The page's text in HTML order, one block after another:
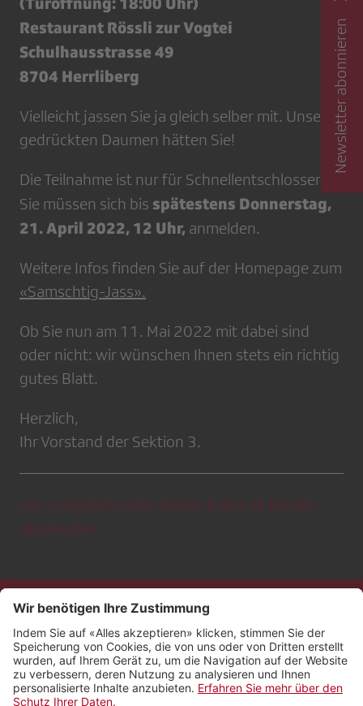
Restaurant Rössli zur Vogtei
Schulhausstrasse 49
8704 Herrliberg
Vielleicht jassen Sie ja gleich selber mit. Unsere
gedrückten Daumen hätten Sie!
Die Teilnahme ist nur für Schnellentschlossene:
Sie müssen sich bis spätestens Donnerstag,
21. April 2022, 12 Uhr, anmelden.
Weitere Infos finden Sie auf der Homepage zum
«Samschtig-Jass».
Ob Sie nun am 11. Mai 2022 mit dabei sind
oder nicht: wir wünschen Ihnen stets ein richtig
gutes Blatt.
Herzlich,
Ihr Vorstand der Sektion 3.
Die Anmeldefrist für diesen Event ist bereits
abgelaufen.
Newsletter abonnieren
Kontakt
Impressum
Rechtliches